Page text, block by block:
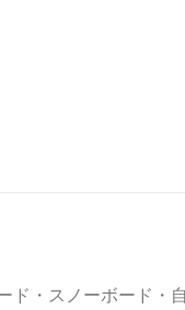
・スノーボード・